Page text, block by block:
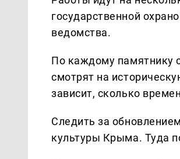
государственной
ведомства.
По каждому памятнику
смотрят на
зависит, сколько
Следить за
культуры Крыма. Туда